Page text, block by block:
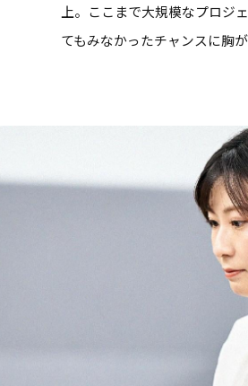
上。ここまで大規模なプロジ
てもみなかったチャンスに胸